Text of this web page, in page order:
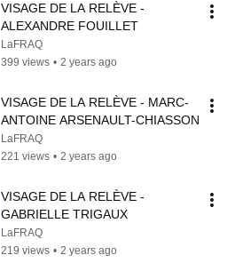
VISAGE DE LA RELÈVE -
ALEXANDRE FOUILLET
LaFRAQ
399 views • 2 years ago
VISAGE DE LA RELÈVE - MARC-
ANTOINE ARSENAULT-CHIASSON
LaFRAQ
221 views • 2 years ago
VISAGE DE LA RELÈVE -
GABRIELLE TRIGAUX
LaFRAQ
219 views • 2 years ago